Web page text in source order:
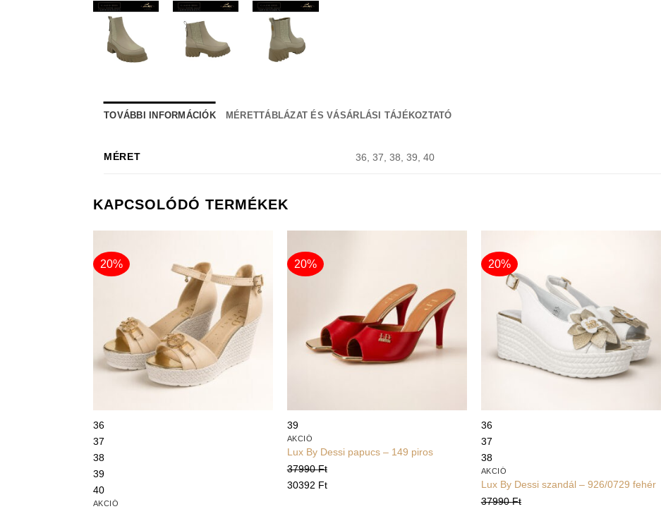
TOVÁBBI INFORMÁCIÓK MÉRETTÁBLÁZAT ÉS VÁSÁRLÁSI TÁJÉKOZTATÓ
MÉRET 36, 37, 38, 39, 40
KAPCSOLÓDÓ TERMÉKEK
20%
36
37
38
39
40
AKCIÓ
20%
39
AKCIÓ
Lux By Dessi papucs – 149 piros
37990Ft
30392 Ft
20%
36
37
38
AKCIÓ
Lux By Dessi szandál – 926/0729 fehér
37990Ft